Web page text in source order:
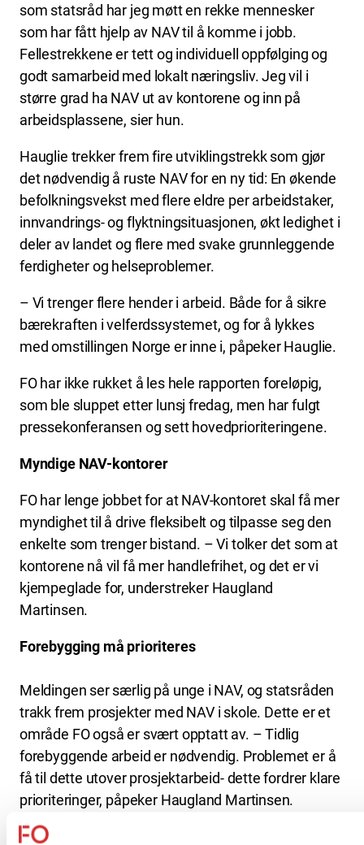
som statsråd har jeg møtt en rekke mennesker
som har fått hjelp av NAV til å komme i jobb.
Fellestrekkene er tett og individuell oppfølging og
godt samarbeid med lokalt næringsliv. Jeg vil i
større grad ha NAV ut av kontorene og inn på
arbeidsplassene, sier hun.
Hauglie trekker frem fire utviklingstrekk som gjør
det nødvendig å ruste NAV for en ny tid: En økende
befolkningsvekst med flere eldre per arbeidstaker,
innvandrings- og flyktningsituasjonen, økt ledighet i
deler av landet og flere med svake grunnleggende
ferdigheter og helseproblemer.
– Vi trenger flere hender i arbeid. Både for å sikre
bærekraften i velferdssystemet, og for å lykkes
med omstillingen Norge er inne i, påpeker Hauglie.
FO har ikke rukket å les hele rapporten foreløpig,
som ble sluppet etter lunsj fredag, men har fulgt
pressekonferansen og sett hovedprioriteringene.
Myndige NAV-kontorer
FO har lenge jobbet for at NAV-kontoret skal få mer
myndighet til å drive fleksibelt og tilpasse seg den
enkelte som trenger bistand. – Vi tolker det som at
kontorene nå vil få mer handlefrihet, og det er vi
kjempeglade for, understreker Haugland
Martinsen.
Forebygging må prioriteres
Meldingen ser særlig på unge i NAV, og statsråden
trakk frem prosjekter med NAV i skole. Dette er et
område FO også er svært opptatt av. – Tidlig
forebyggende arbeid er nødvendig. Problemet er å
få til dette utover prosjektarbeid- dette fordrer klare
prioriteringer, påpeker Haugland Martinsen.
Bort fra prosjekt og inn i fast drift?